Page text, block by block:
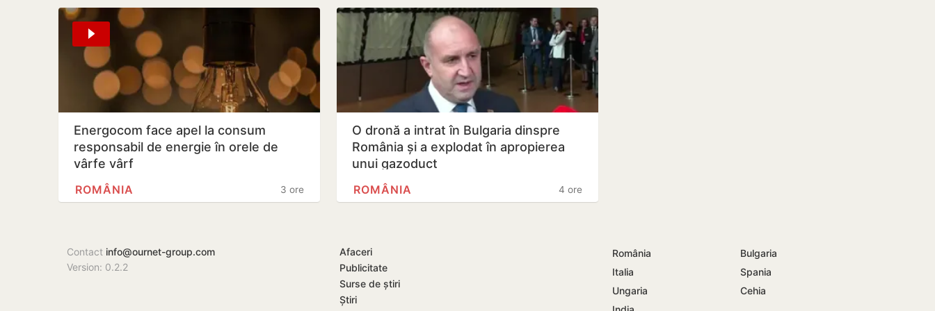
Energocom face apel la consum
responsabil de energie în orele de
vârfe vârf
3 ore
ROMÂNIA
O dronă a intrat în Bulgaria dinspre
România și a explodat în apropierea
unui gazoduct
4 ore
ROMÂNIA
Contact info@ournet-group.com
Version: 0.2.2
Afaceri
Publicitate
Surse de știri
Știri
România
Bulgaria
Italia
Spania
Ungaria
Cehia